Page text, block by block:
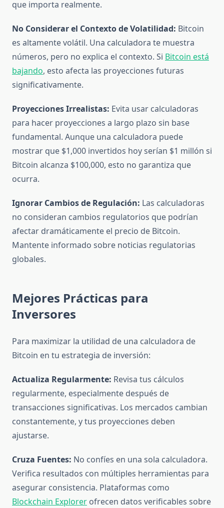
que importa realmente.
No Considerar el Contexto de Volatilidad: Bitcoin
es altamente volátil. Una calculadora te muestra
números, pero no explica el contexto. Si Bitcoin está
bajando, esto afecta las proyecciones futuras
significativamente.
Proyecciones Irrealistas: Evita usar calculadoras
para hacer proyecciones a largo plazo sin base
fundamental. Aunque una calculadora puede
mostrar que $1,000 invertidos hoy serían $1 millón si
Bitcoin alcanza $100,000, esto no garantiza que
ocurra.
Ignorar Cambios de Regulación: Las calculadoras
no consideran cambios regulatorios que podrían
afectar dramáticamente el precio de Bitcoin.
Mantente informado sobre noticias regulatorias
globales.
Mejores Prácticas para
Inversores
Para maximizar la utilidad de una calculadora de
Bitcoin en tu estrategia de inversión:
Actualiza Regularmente: Revisa tus cálculos
regularmente, especialmente después de
transacciones significativas. Los mercados cambian
constantemente, y tus proyecciones deben
ajustarse.
Cruza Fuentes: No confíes en una sola calculadora.
Verifica resultados con múltiples herramientas para
asegurar consistencia. Plataformas como
Blockchain Explorer ofrecen datos verificables sobre